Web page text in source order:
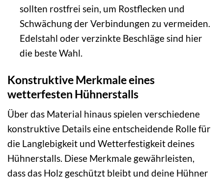
sollten rostfrei sein, um Rostflecken und
Schwächung der Verbindungen zu vermeiden.
Edelstahl oder verzinkte Beschläge sind hier
die beste Wahl.
Konstruktive Merkmale eines
wetterfesten Hühnerstalls
Über das Material hinaus spielen verschiedene
konstruktive Details eine entscheidende Rolle für
die Langlebigkeit und Wetterfestigkeit deines
Hühnerstalls. Diese Merkmale gewährleisten,
dass das Holz geschützt bleibt und deine Hühner